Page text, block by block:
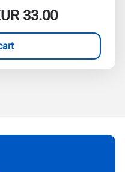
33.00